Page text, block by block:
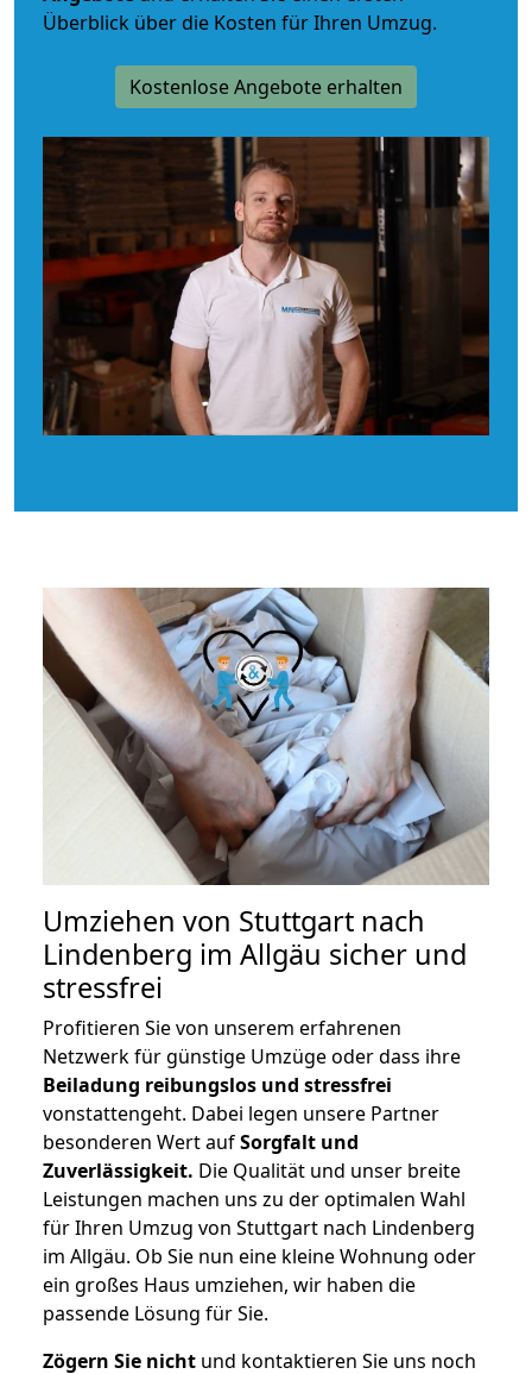
Überblick über die Kosten für Ihren Umzug.
Kostenlose Angebote erhalten
Umziehen von Stuttgart nach
Lindenberg im Allgäu sicher und
stressfrei
Profitieren Sie von unserem erfahrenen
Netzwerk für günstige Umzüge oder dass ihre
Beiladung reibungslos und stressfrei
vonstattengeht. Dabei legen unsere Partner
besonderen Wert aufSorgfalt und
Zuverlässigkeit. Die Qualität und unser breite
Leistungen machen uns zu der optimalen Wahl
für Ihren Umzug von Stuttgart nach Lindenberg
im Allgäu. Ob Sie nun eine kleine Wohnung oder
ein großes Haus umziehen, wir haben die
passende Lösung für Sie.
Zögern Sie nicht und kontaktieren Sie uns noch